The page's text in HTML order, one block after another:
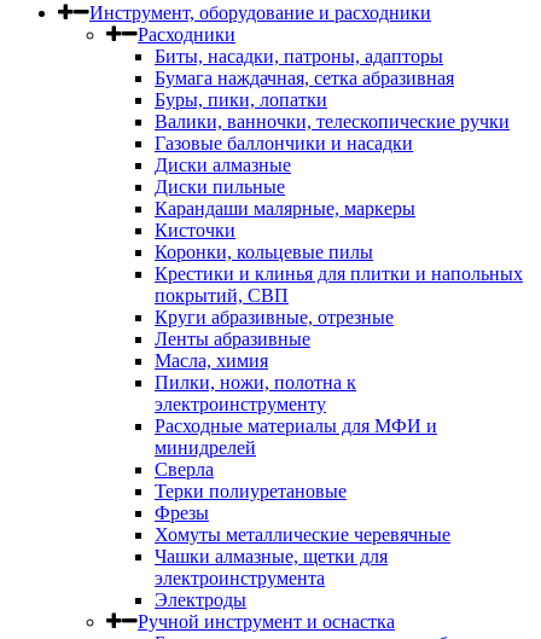
Инструмент, оборудование и расходники
Расходники
Биты, насадки, патроны, адапторы
Бумага наждачная, сетка абразивная
Буры, пики, лопатки
Валики, ванночки, телескопические ручки
Газовые баллончики и насадки
Диски алмазные
Диски пильные
Карандаши малярные, маркеры
Кисточки
Коронки, кольцевые пилы
Крестики и клинья для плитки и напольных
покрытий, СВП
Круги абразивные, отрезные
Ленты абразивные
Масла, химия
Пилки, ножи, полотна к
электроинструменту
Расходные материалы для МФИ и
минидрелей
Сверла
Терки полиуретановые
Фрезы
Хомуты металлические черевячные
Чашки алмазные, щетки для
электроинструмента
Электроды
Ручной инструмент и оснастка